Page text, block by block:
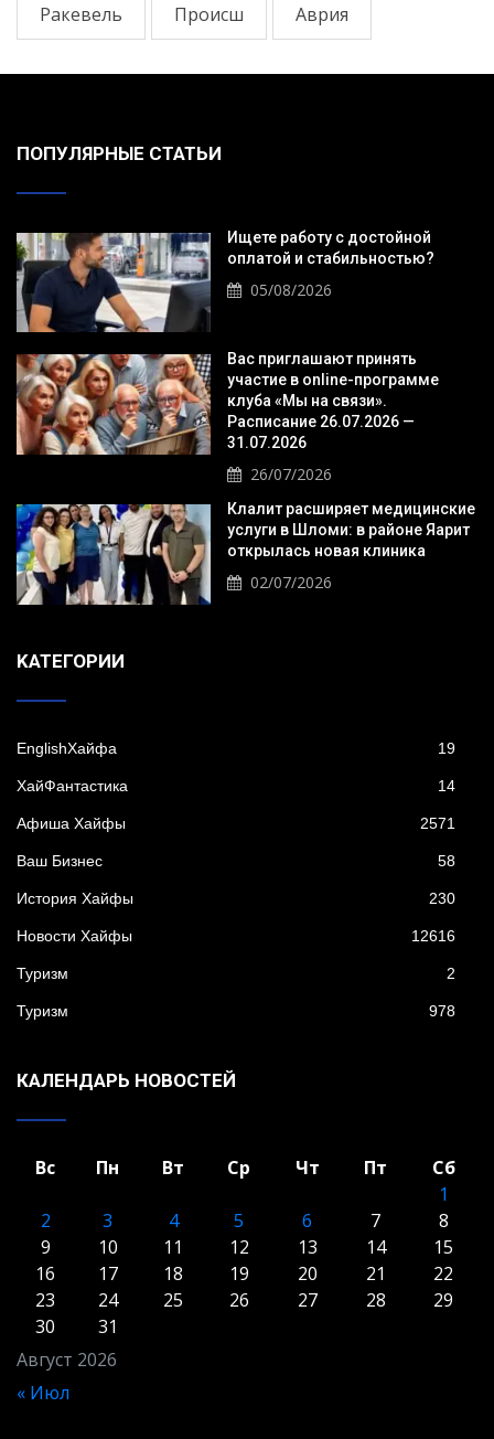
Ракевель Происш Аврия
ПОПУЛЯРНЫЕ СТАТЬИ
Ищете работу с достойной
оплатой и стабильностью?
05/08/2026
Вас приглашают принять
участие в online-программе
клуба «Мы на связи».
Расписание 26.07.2026 —
31.07.2026
26/07/2026
Клалит расширяет медицинские
услуги в Шломи: в районе Яарит
открылась новая клиника
02/07/2026
KАТЕГОРИИ
EnglishХайфа 19
XайФантастика 14
Афиша Хайфы 2571
Ваш Бизнес 58
История Хайфы 230
Новости Хайфы 12616
Туризм 2
Туризм 978
КАЛЕНДАРЬ НОВОСТЕЙ
Август 2026
Вс Пн Вт Ср Чт Пт
Сб
1
2
3 4 5 6 7
8
9
10 11 12 13 14
15
16
17 18 19 20 21
22
23
24 25 26 27 28
29
30
31
« Июл